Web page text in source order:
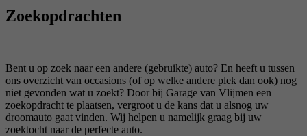
Zoekopdrachten
Bent u op zoek naar een andere (gebruikte) auto? En heeft u tussen
ons overzicht van occasions (of op welke andere plek dan ook) nog
niet gevonden wat u zoekt? Door bij Garage van Vlijmen een
zoekopdracht te plaatsen, vergroot u de kans dat u alsnog uw
droomauto gaat vinden. Wij helpen u namelijk graag bij uw
zoektocht naar de perfecte auto.